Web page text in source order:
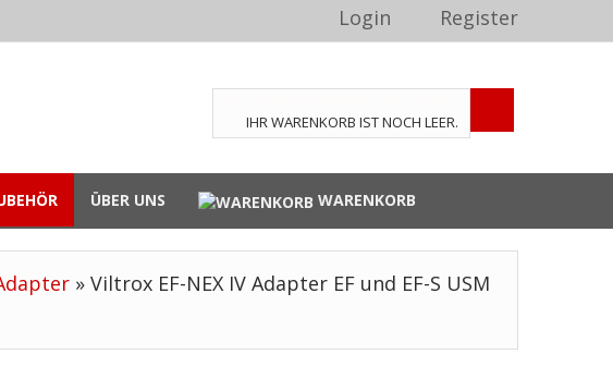
Login Register
IHR WARENKORB IST NOCH LEER.
ÜBER UNS WARENKORB
» Viltrox EF-NEX IV Adapter EF und EF-S USM